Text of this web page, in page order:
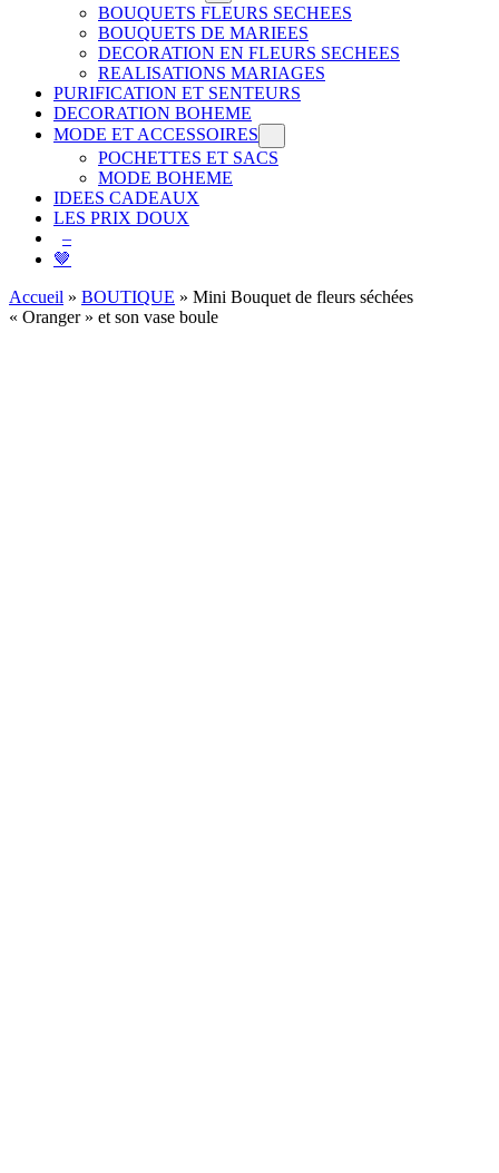
BOUQUETS FLEURS SECHEES
BOUQUETS DE MARIEES
DECORATION EN FLEURS SECHEES
REALISATIONS MARIAGES
PURIFICATION ET SENTEURS
DECORATION BOHEME
MODE ET ACCESSOIRES
POCHETTES ET SACS
MODE BOHEME
IDEES CADEAUX
LES PRIX DOUX
–
🤎
Accueil » BOUTIQUE » Mini Bouquet de fleurs séchées
« Oranger » et son vase boule